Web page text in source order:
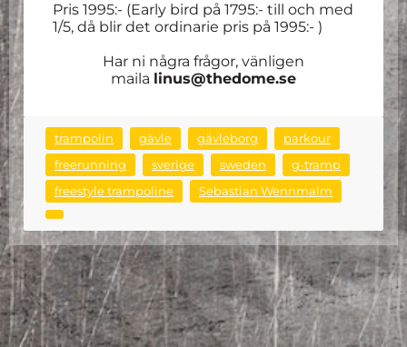
Pris 1995:- (Early bird på 1795:- till och med
1/5, då blir det ordinarie pris på 1995:- )
Har ni några frågor, vänligen
maila linus@thedome.se
trampolin gävle gävleborg
parkour
freerunning
sverige sweden
g-tramp
freestyle trampoline
Sebastian Wennmalm